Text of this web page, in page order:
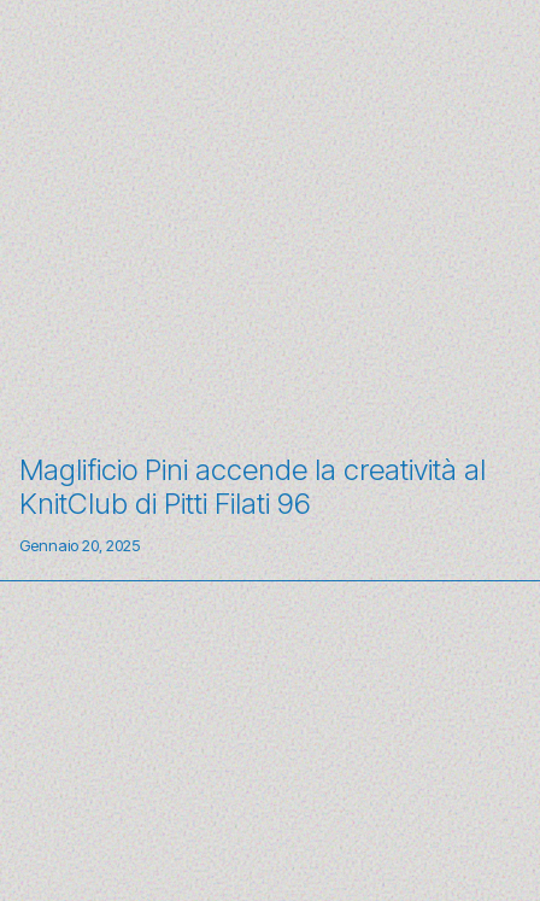
Maglificio Pini accende la creatività al
KnitClub di Pitti Filati 96
Gennaio 20, 2025